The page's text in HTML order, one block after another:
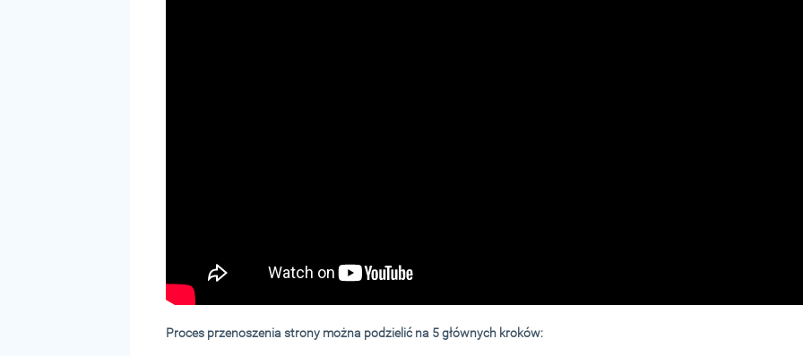
Proces przenoszenia strony można podzielić na 5 głównych kroków: